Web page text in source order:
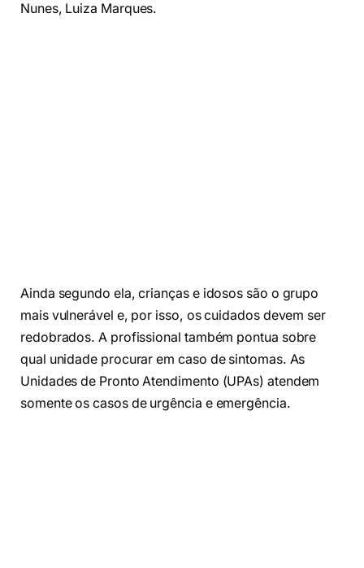
Nunes, Luiza Marques.
Ainda segundo ela, crianças e idosos são o grupo
mais vulnerável e, por isso, os cuidados devem ser
redobrados. A profissional também pontua sobre
qual unidade procurar em caso de sintomas. As
Unidades de Pronto Atendimento (UPAs) atendem
somente os casos de urgência e emergência.